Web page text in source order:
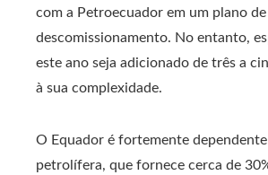
com a Petroecuador em um plano de
descomissionamento. No entanto,
este ano seja adicionado de três a
à sua complexidade.
O Equador é fortemente
petrolífera, que fornece cerca de